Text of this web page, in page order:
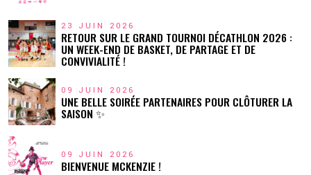
23 JUIN 2026
RETOUR SUR LE GRAND TOURNOI DÉCATHLON 2026 :
UN WEEK-END DE BASKET, DE PARTAGE ET DE
CONVIVIALITÉ !
09 JUIN 2026
UNE BELLE SOIRÉE PARTENAIRES POUR CLÔTURER LA
SAISON ✨
09 JUIN 2026
BIENVENUE MCKENZIE !